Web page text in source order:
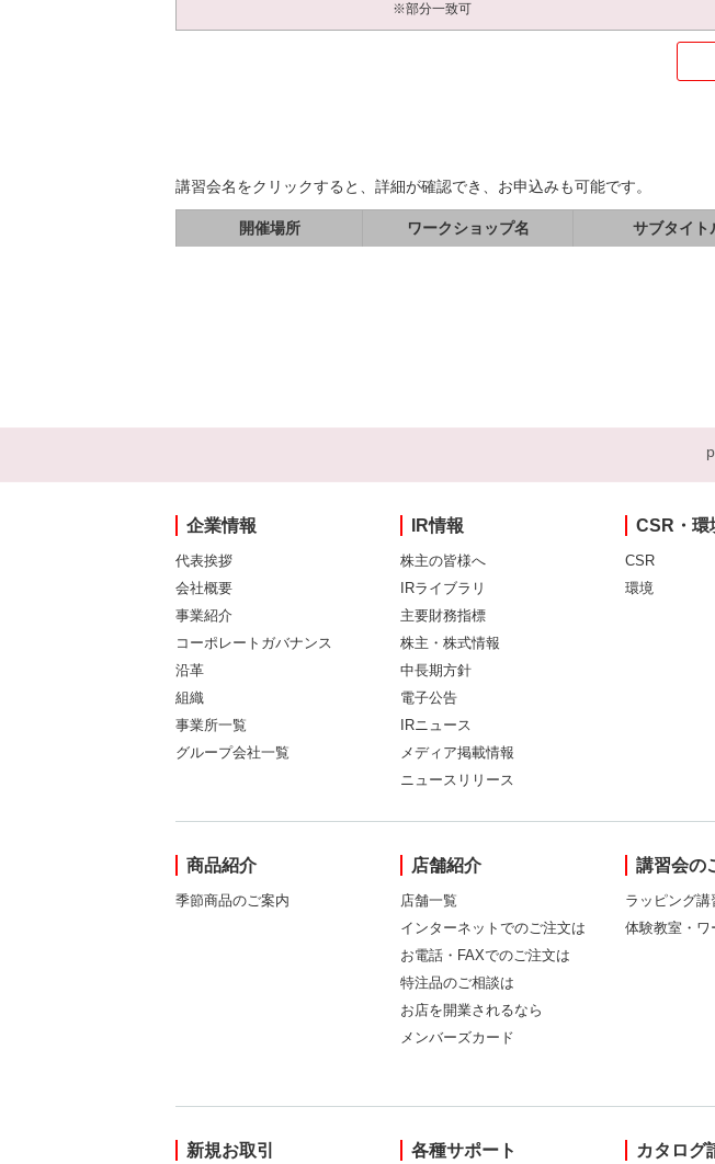
※部分一致可
講習会名をクリックすると、詳細が確認でき、お申込みも可能です。
開催場所 ワークショップ名 サブタイト
企業情報
代表挨拶
会社概要
事業紹介
コーポレートガバナンス
沿革
組織
事業所一覧
グループ会社一覧
IR情報
株主の皆様へ
IRライブラリ
主要財務指標
株主・株式情報
中長期方針
電子公告
IRニュース
メディア掲載情報
ニュースリリース
CSR・環
CSR
環境
商品紹介
季節商品のご案内
店舗紹介
店舗一覧
インターネットでのご注文は
お電話・FAXでのご注文は
特注品のご相談は
お店を開業されるなら
メンバーズカード
講習会の
ラッピング講
体験教室・ワ
新規お取引 各種サポート カタログ